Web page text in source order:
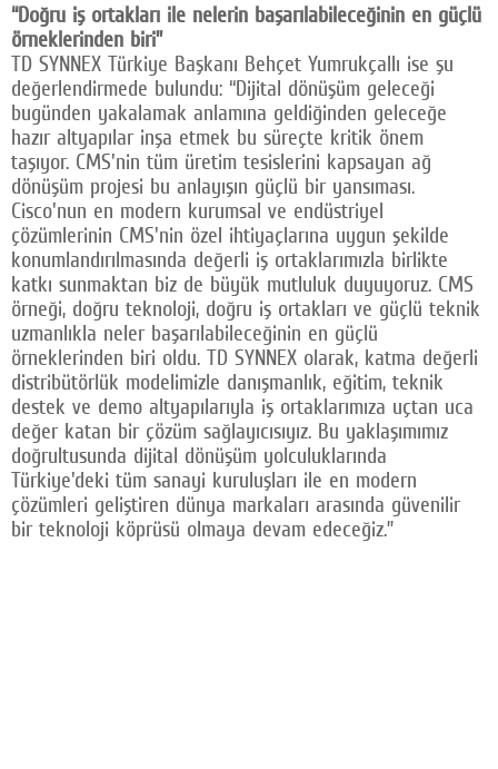
“Doğru iş ortakları ile nelerin başarılabileceğinin en güçlü
örneklerinden biri”
TD SYNNEX Türkiye Başkanı Behçet Yumrukçallı ise şu
değerlendirmede bulundu: “Dijital dönüşüm geleceği
bugünden yakalamak anlamına geldiğinden geleceğe
hazır altyapılar inşa etmek bu süreçte kritik önem
taşıyor. CMS'nin tüm üretim tesislerini kapsayan ağ
dönüşüm projesi bu anlayışın güçlü bir yansıması.
Cisco'nun en modern kurumsal ve endüstriyel
çözümlerinin CMS'nin özel ihtiyaçlarına uygun şekilde
konumlandırılmasında değerli iş ortaklarımızla birlikte
katkı sunmaktan biz de büyük mutluluk duyuyoruz. CMS
örneği, doğru teknoloji, doğru iş ortakları ve güçlü teknik
uzmanlıkla neler başarılabileceğinin en güçlü
örneklerinden biri oldu. TD SYNNEX olarak, katma değerli
distribütörlük modelimizle danışmanlık, eğitim, teknik
destek ve demo altyapılarıyla iş ortaklarımıza uçtan uca
değer katan bir çözüm sağlayıcısıyız. Bu yaklaşımımız
doğrultusunda dijital dönüşüm yolculuklarında
Türkiye'deki tüm sanayi kuruluşları ile en modern
çözümleri geliştiren dünya markaları arasında güvenilir
bir teknoloji köprüsü olmaya devam edeceğiz.”